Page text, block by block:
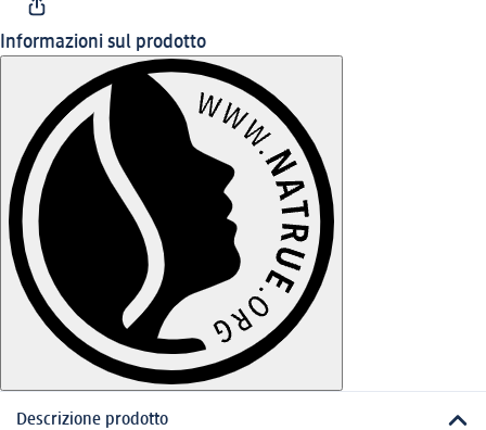
Informazioni sul prodotto
Descrizione prodotto